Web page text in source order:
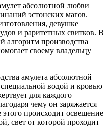
абсолютной любви
эстонских магов.
девушке
и раритетных свитков. В
алгоритм производства
своему владельцу
амулета абсолютной
водой и кровью
для каждого
чему он заряжается
происходит освещение
свет от которой проходит